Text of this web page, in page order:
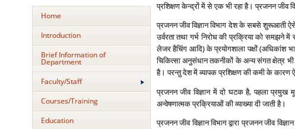
Home
Introduction
Brief Information of
Department
Faculty/Staff
Courses/Training
Education
प्रशिक्षण केन्‍द्रों में से एक भी रहा है। प्रजनन जीव
प्रजनन जीव विज्ञान विभाग देश के सबसे शुरूआती
उर्वरता तथा गर्भ निरोध की प्रक्रिया को समझने
लेजर हैचिंग आदि) के प्रयोगशाला पक्षों
चिकित्‍सा अनुसंधान तकनीकों के अन्‍य संगत क्षेत्र भी
है। परन्‍तु देश में व्‍यापक प्रशिक्षण की कमी के
प्रजनन जीव विज्ञान में दो घटक है, पहला
अन्‍वेषणात्‍मक प्रक्रियाओं की व्‍याख्‍या दी जाती है।
प्रजनन जीव विज्ञान विभाग द्वारा प्रजनन जीव